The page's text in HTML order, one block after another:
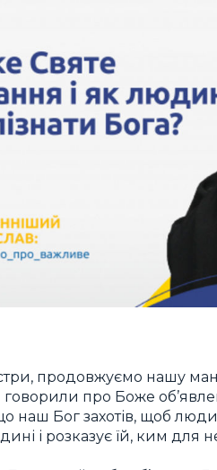
продовжуємо нашу
про Боже
наш Бог захотів, щоб
і розказує їй, ким для